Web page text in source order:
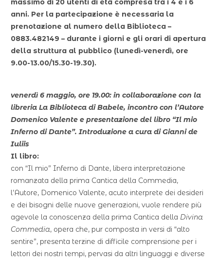
massimo di 20 utenti di età compresa tra i 4 e i 6
anni. Per la partecipazione è necessaria la
prenotazione al numero della Biblioteca –
0883.482149 – durante i giorni e gli orari di apertura
della struttura al pubblico (lunedì-venerdì, ore
9.00-13.00/15.30-19.30).
venerdì 6 maggio, ore 19.00: in collaborazione con la
libreria La Biblioteca di Babele, incontro con l’Autore
Domenico Valente e presentazione del libro “Il mio
Inferno di Dante”. Introduzione a cura di Gianni de
Iuliis
Il libro:
con “Il mio” Inferno di Dante, libera interpretazione
romanzata della prima Cantica della Commedia,
l’Autore, Domenico Valente, acuto interprete dei desideri
e dei bisogni delle nuove generazioni, vuole rendere più
agevole la conoscenza della prima Cantica della Divina
Commedia, opera che, pur composta in versi di “alto
sentire”, presenta terzine di difficile comprensione per i
lettori dei nostri tempi, pervasi da altri linguaggi e diverse